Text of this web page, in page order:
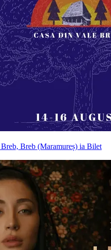
Breb (Maramureș) ia Bilet